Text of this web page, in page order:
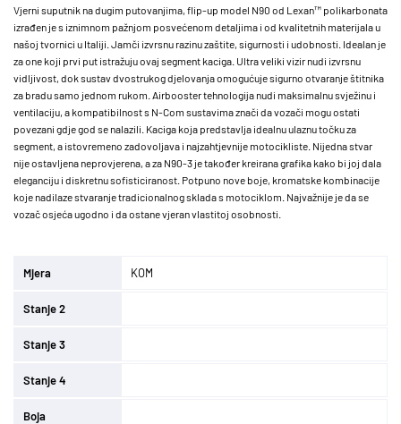
Vjerni suputnik na dugim putovanjima, flip-up model N90 od Lexan™ polikarbonata
izrađen je s iznimnom pažnjom posvećenom detaljima i od kvalitetnih materijala u
našoj tvornici u Italiji. Jamči izvrsnu razinu zaštite, sigurnosti i udobnosti. Idealan je
za one koji prvi put istražuju ovaj segment kaciga. Ultra veliki vizir nudi izvrsnu
vidljivost, dok sustav dvostrukog djelovanja omogućuje sigurno otvaranje štitnika
za bradu samo jednom rukom. Airbooster tehnologija nudi maksimalnu svježinu i
ventilaciju, a kompatibilnost s N-Com sustavima znači da vozači mogu ostati
povezani gdje god se nalazili. Kaciga koja predstavlja idealnu ulaznu točku za
segment, a istovremeno zadovoljava i najzahtjevnije motocikliste. Nijedna stvar
nije ostavljena neprovjerena, a za N90-3 je također kreirana grafika kako bi joj dala
eleganciju i diskretnu sofisticiranost. Potpuno nove boje, kromatske kombinacije
koje nadilaze stvaranje tradicionalnog sklada s motociklom. Najvažnije je da se
vozač osjeća ugodno i da ostane vjeran vlastitoj osobnosti.
Mjera KOM
Stanje 2
Stanje 3
Stanje 4
Boja